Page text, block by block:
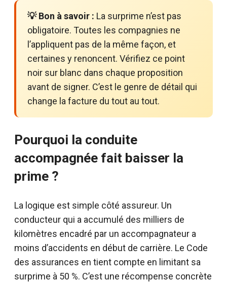
💡 Bon à savoir : La surprime n’est pas
obligatoire. Toutes les compagnies ne
l’appliquent pas de la même façon, et
certaines y renoncent. Vérifiez ce point
noir sur blanc dans chaque proposition
avant de signer. C’est le genre de détail qui
change la facture du tout au tout.
Pourquoi la conduite
accompagnée fait baisser la
prime ?
La logique est simple côté assureur. Un
conducteur qui a accumulé des milliers de
kilomètres encadré par un accompagnateur a
moins d’accidents en début de carrière. Le Code
des assurances en tient compte en limitant sa
surprime à 50 %. C’est une récompense concrète